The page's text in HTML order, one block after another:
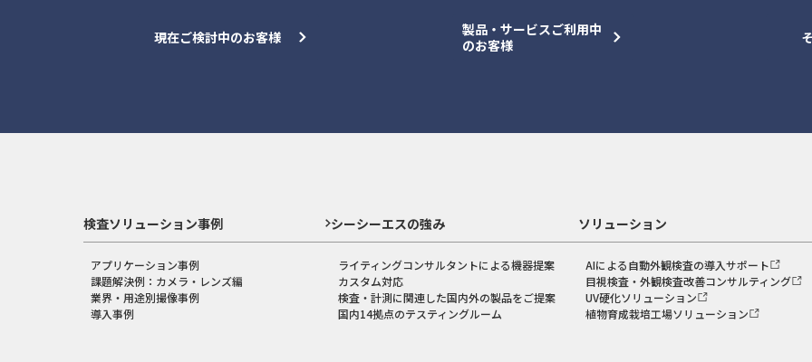
現在ご検討中のお客様
製品・サービスご利用中
のお客様
検査ソリューション事例
アプリケーション事例
課題解決例：カメラ・レンズ編
業界・用途別撮像事例
導入事例
シーシーエスの強み
ライティングコンサルタントによる機器提案
カスタム対応
検査・計測に関連した国内外の製品をご提案
国内14拠点のテスティングルーム
ソリューション
AIによる自動外観検査の導入サポート
目視検査・外観検査改善コンサルティング
UV硬化ソリューション
植物育成栽培工場ソリューション